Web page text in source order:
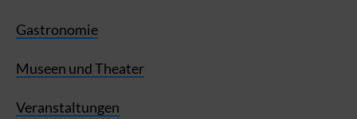
Gastronomie
Museen und Theater
Veranstaltungen